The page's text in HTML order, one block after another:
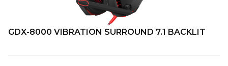
GDX-8000 VIBRATION SURROUND 7.1 BACKLIT